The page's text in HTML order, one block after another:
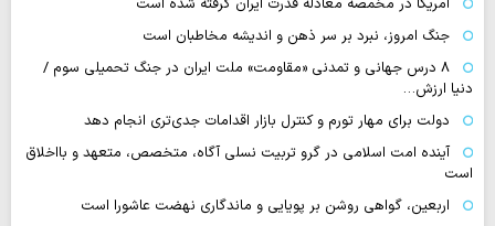
جنگ امروز، نبرد بر سر ذهن و اندیشه مخاطبان است
۸ درس جهانی و تمدنی «مقاومت» ملت ایران در جنگ تحمیلی سوم /
دنیا ارزش…
دولت برای مهار تورم و کنترل بازار اقدامات جدی‌تری انجام دهد
آینده امت اسلامی در گرو تربیت نسلی آگاه، متخصص، متعهد و بااخلاق
است
اربعین، گواهی روشن بر پویایی و ماندگاری نهضت عاشورا است